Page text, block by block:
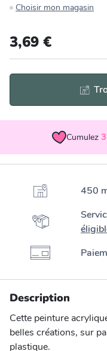
Choisir mon magasin
3,69 €
Cumulez 3
450
Description
Cette peinture
belles créations, sur
plastique.